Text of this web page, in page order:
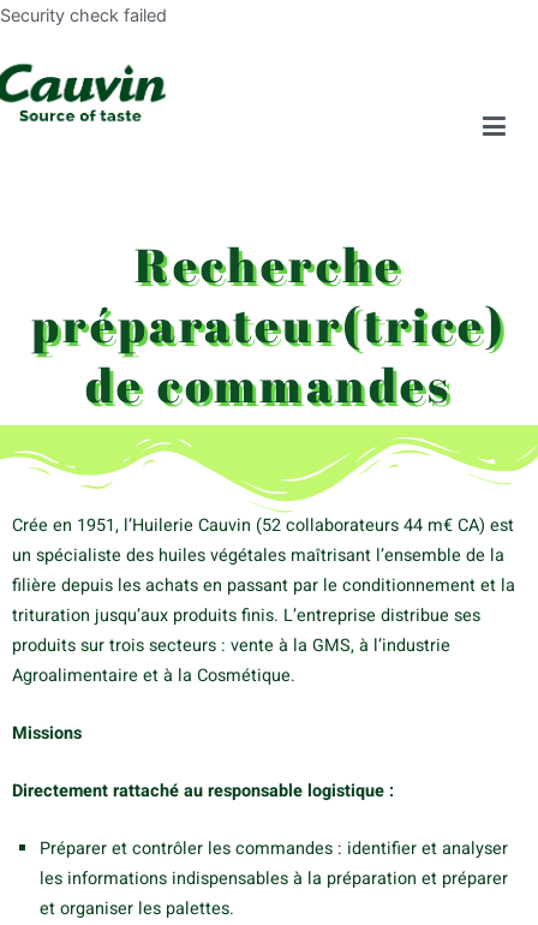
Security check failed
Recherche
préparateur(trice)
de commandes
Crée en 1951, l’Huilerie Cauvin (52 collaborateurs 44 m€ CA) est
un spécialiste des huiles végétales maîtrisant l’ensemble de la
filière depuis les achats en passant par le conditionnement et la
trituration jusqu’aux produits finis. L’entreprise distribue ses
produits sur trois secteurs : vente à la GMS, à l’industrie
Agroalimentaire et à la Cosmétique.
Missions
Directement rattaché au responsable logistique :
Préparer et contrôler les commandes : identifier et analyser
les informations indispensables à la préparation et préparer
et organiser les palettes.